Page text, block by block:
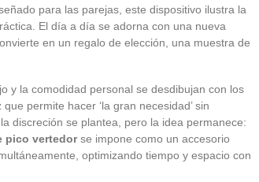
para las parejas, este dispositivo ilustra la
El día a día se adorna con una nueva
en un regalo de elección, una muestra de
y la comodidad personal se desdibujan con los
que permite hacer ‘la gran necesidad’ sin
discreción se plantea, pero la idea permanece:
pico vertedorse impone como un accesorio
optimizando tiempo y espacio con